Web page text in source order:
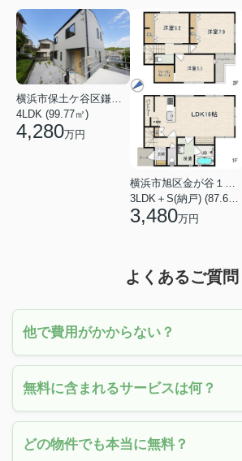
4LDK (99.77㎡)
4,280万円
3,480万円
よくあるご質問
他で費用がかからない？
無料に含まれるサービスは何？
どの物件でも本当に無料？